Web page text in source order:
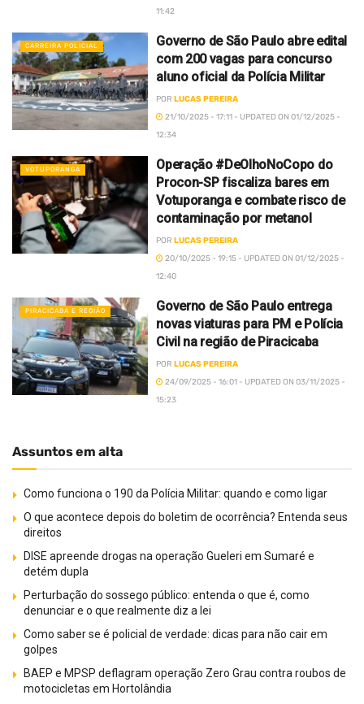
11:42
CARREIRA POLICIAL
Governo de São Paulo abre edital
com 200 vagas para concurso
aluno oficial da Polícia Militar
POR LUCAS PEREIRA
21/10/2025 - 17:11 - UPDATED ON 01/12/2025 -
12:34
VOTUPORANGA
Operação #DeOlhoNoCopo do
Procon-SP fiscaliza bares em
Votuporanga e combate risco de
contaminação por metanol
POR LUCAS PEREIRA
20/10/2025 - 19:15 - UPDATED ON 01/12/2025 -
12:40
PIRACICABA E REGIÃO
Governo de São Paulo entrega
novas viaturas para PM e Polícia
Civil na região de Piracicaba
POR LUCAS PEREIRA
24/09/2025 - 16:01 - UPDATED ON 03/11/2025 -
15:23
Assuntos em alta
Como funciona o 190 da Polícia Militar: quando e como ligar
O que acontece depois do boletim de ocorrência? Entenda seus
direitos
DISE apreende drogas na operação Gueleri em Sumaré e
detém dupla
Perturbação do sossego público: entenda o que é, como
denunciar e o que realmente diz a lei
Como saber se é policial de verdade: dicas para não cair em
golpes
BAEP e MPSP deflagram operação Zero Grau contra roubos de
motocicletas em Hortolândia